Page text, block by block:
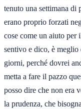
tenuto una settimana
erano proprio forzati
cose come un aiuto
sentivo e dico, è meglio
giorni, perché dovrei
metta a fare il pazzo
posso dire che non era
la prudenza, che